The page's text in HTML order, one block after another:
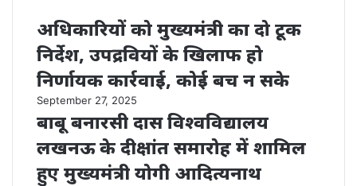
अधिकारियों को मुख्यमंत्री का दो टूक
निर्देश, उपद्रवियों के खिलाफ हो
निर्णायक कार्रवाई, कोई बच न सके
September 27, 2025
बाबू बनारसी दास विश्वविद्यालय
लखनऊ के दीक्षांत समारोह में शामिल
हुए मुख्यमंत्री योगी आदित्यनाथ